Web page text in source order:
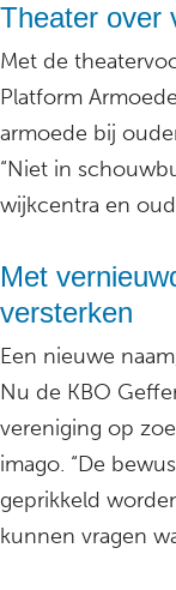
Theater over
Met de
Platform
armoede bij
“Niet in
wijkcentra en
Met
versterken
Een nieuwe
Nu de KBO
vereniging op
imago. “De
geprikkeld
kunnen vragen